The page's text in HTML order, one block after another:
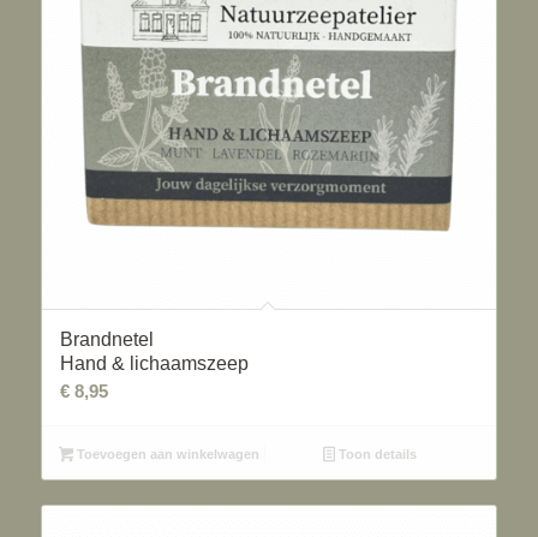
Brandnetel
Hand & lichaamszeep
€8,95
Toevoegen aan winkelwagen Toon details